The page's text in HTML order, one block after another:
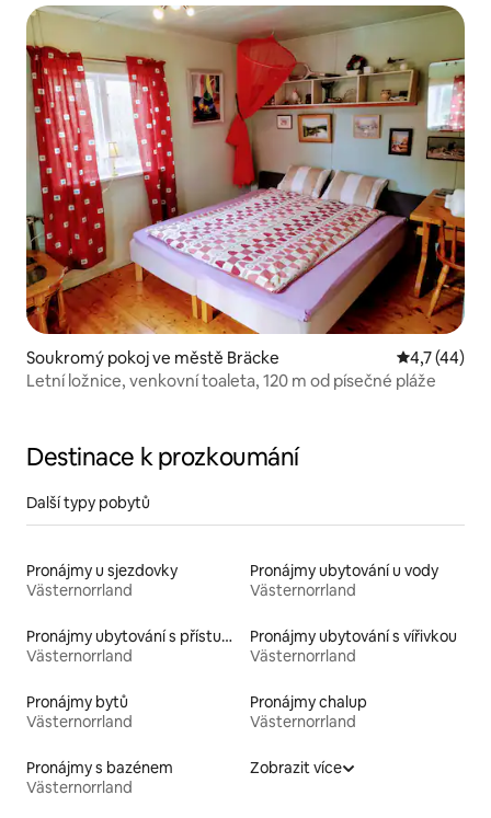
Soukromý pokoj ve městě Bräcke Průměrné
4,7 (44)
Letní ložnice, venkovní toaleta, 120 m od písečné pláže
Destinace k prozkoumání
Další typy pobytů
Pronájmy u sjezdovky
Västernorrland
Pronájmy ubytování u vody
Västernorrland
Pronájmy ubytování s přístupem na pláž
Västernorrland
Pronájmy ubytování s vířivkou
Västernorrland
Pronájmy bytů
Västernorrland
Pronájmy chalup
Västernorrland
Pronájmy s bazénem
Västernorrland
Zobrazit více